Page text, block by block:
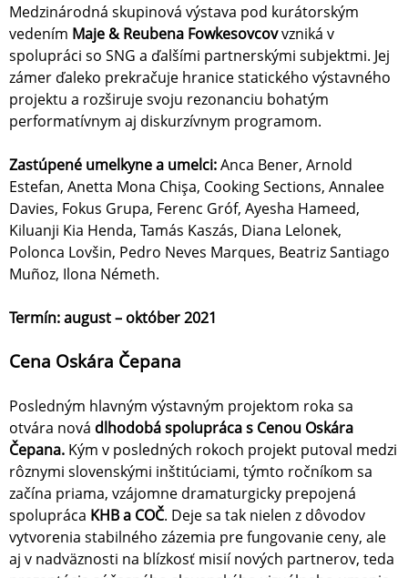
Medzinárodná skupinová výstava pod kurátorským
vedením Maje & Reubena Fowkesovcovvzniká v
spolupráci so SNG a ďalšími partnerskými subjektmi. Jej
zámer ďaleko prekračuje hranice statického výstavného
projektu a rozširuje svoju rezonanciu bohatým
performatívnym aj diskurzívnym programom.
Zastúpené umelkyne a umelci:Anca Bener, Arnold
Estefan, Anetta Mona Chişa, Cooking Sections, Annalee
Davies, Fokus Grupa, Ferenc Gróf, Ayesha Hameed,
Kiluanji Kia Henda, Tamás Kaszás, Diana Lelonek,
Polonca Lovšin, Pedro Neves Marques, Beatriz Santiago
Muñoz, Ilona Németh.
Termín: august – október 2021
Cena Oskára Čepana
Posledným hlavným výstavným projektom roka sa
otvára nová dlhodobá spolupráca s Cenou Oskára
Čepana. Kým v posledných rokoch projekt putoval medzi
rôznymi slovenskými inštitúciami, týmto ročníkom sa
začína priama, vzájomne dramaturgicky prepojená
spolupráca KHB a COČ. Deje sa tak nielen z dôvodov
vytvorenia stabilného zázemia pre fungovanie ceny, ale
aj v nadväznosti na blízkosť misií nových partnerov, teda